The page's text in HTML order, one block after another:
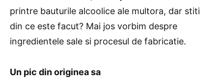
printre bauturile alcoolice ale multora, dar stiti
din ce este facut? Mai jos vorbim despre
ingredientele sale si procesul de fabricatie.
Un pic din originea sa